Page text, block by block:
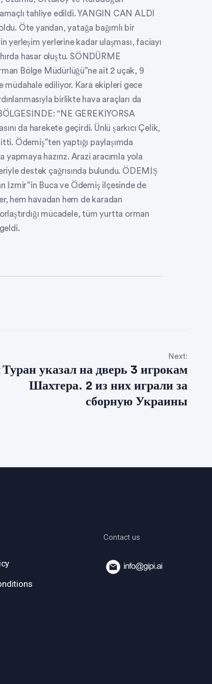
tahliye edildi. YANGIN CAN ALDI
Öte yandan, yatağa bağımlı bir
yerleşim yerlerine kadar ulaşması, faciayı
hasar oluştu. SÖNDÜRME
Bölge Müdürlüğü”ne ait 2 uçak, 9
müdahale ediliyor. Kara ekipleri gece
birlikte hava araçları da
“NE GEREKİYORSA
da harekete geçirdi. Ünlü şarkıcı Çelik,
Ödemiş”ten yaptığı paylaşımda
hazırız. Arazi aracımla yola
destek çağrısında bulundu. ÖDEMİŞ
İzmir”in Buca ve Ödemiş ilçesinde de
hem havadan hem de karadan
mücadele, tüm yurtta orman
Next:
Туран указал на дверь 3 игрокам
Шахтера. 2 из них играли за
сборную Украины
Contact us